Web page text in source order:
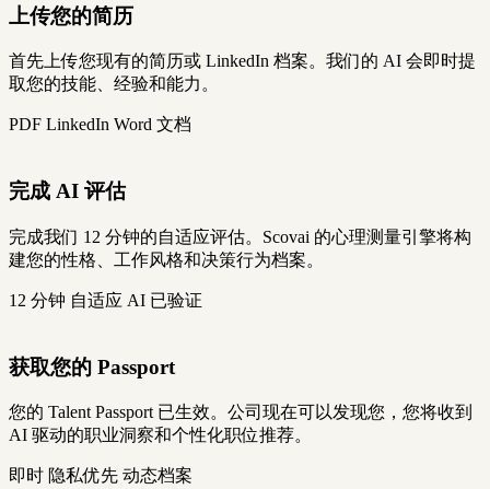
上传您的简历
首先上传您现有的简历或 LinkedIn 档案。我们的 AI 会即时提
取您的技能、经验和能力。
PDF LinkedIn Word 文档
完成 AI 评估
完成我们 12 分钟的自适应评估。Scovai 的心理测量引擎将构
建您的性格、工作风格和决策行为档案。
12 分钟 自适应 AI 已验证
获取您的 Passport
您的 Talent Passport 已生效。公司现在可以发现您，您将收到
AI 驱动的职业洞察和个性化职位推荐。
即时 隐私优先 动态档案